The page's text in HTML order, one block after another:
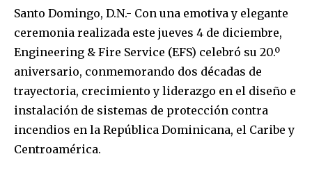
Santo Domingo, D.N.- Con una emotiva y elegante
ceremonia realizada este jueves 4 de diciembre,
Engineering & Fire Service (EFS) celebró su 20.º
aniversario, conmemorando dos décadas de
trayectoria, crecimiento y liderazgo en el diseño e
instalación de sistemas de protección contra
incendios en la República Dominicana, el Caribe y
Centroamérica.